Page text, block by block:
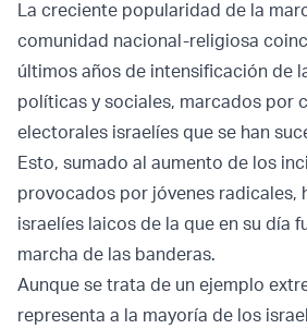
La creciente popularidad de la
comunidad nacional-religiosa
últimos años de intensificación de
políticas y sociales, marcados por
electorales israelíes que se han
Esto, sumado al aumento de los
provocados por jóvenes radicales,
israelíes laicos de la que en su día
marcha de las banderas.
Aunque se trata de un ejemplo
representa a la mayoría de los